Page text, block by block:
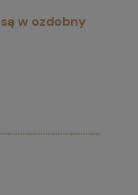
w ozdobny